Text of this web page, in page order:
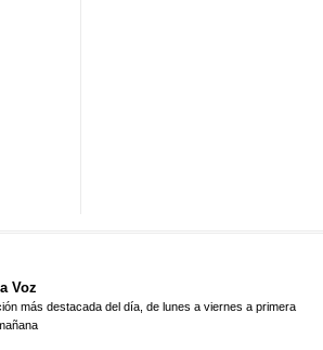
Voz
más destacada del día, de lunes a viernes a primera